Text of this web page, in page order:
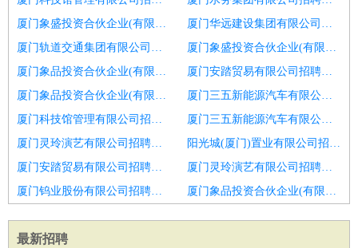
厦门象盛投资合伙企业(有限合伙)招聘市场专员
厦门华远建设集团有限公司招聘市场专员
厦门轨道交通集团有限公司招聘青岛市招聘市场专员
厦门象盛投资合伙企业(有限合伙)招聘市场专员
厦门象品投资合伙企业(有限合伙)招聘高级市场专员
厦门安踏贸易有限公司招聘网络推广专员
厦门象品投资合伙企业(有限合伙)招聘市场专员未央店
厦门三五新能源汽车有限公司招聘市场专员
厦门科技馆管理有限公司招聘高级联盟推广专员
厦门三五新能源汽车有限公司招聘支付宝推广专员
厦门灵玲演艺有限公司招聘市场专员
阳光城(厦门)置业有限公司招聘市场专员
厦门安踏贸易有限公司招聘市场专员
厦门灵玲演艺有限公司招聘市场专员
厦门钨业股份有限公司招聘手机游戏推广专员
厦门象品投资合伙企业(有限合伙)招聘市场专员
最新招聘